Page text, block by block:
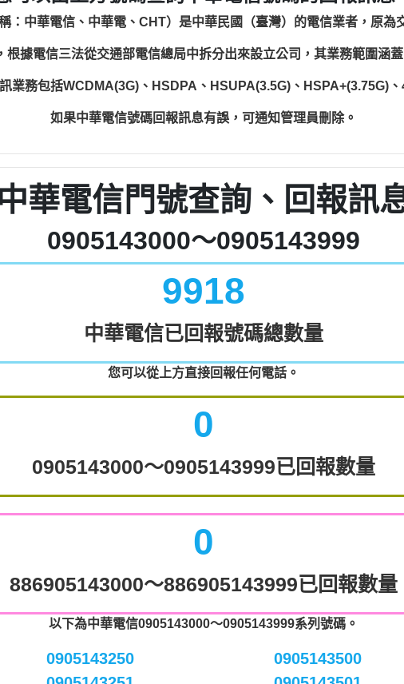
：中華電信、中華電、CHT）是中華民國（臺灣）的電信業者，原為
據電信三法從交通部電信總局中拆分出來設立公司，其業務範圍涵
業務包括WCDMA(3G)、HSDPA、HSUPA(3.5G)、HSPA+(3.75G)、
如果中華電信號碼回報訊息有誤，可通知管理員刪除。
華電信門號查詢、回報訊
0905143000～0905143999
9918
中華電信已回報號碼總數量
您可以從上方直接回報任何電話。
0
0905143000～0905143999已回報數量
0
886905143000～886905143999已回報數量
以下為中華電信0905143000～0905143999系列號碼。
0905143250
0905143500